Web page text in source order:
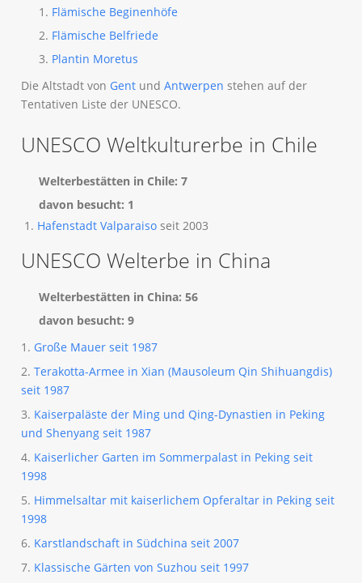
1. Flämische Beginenhöfe
2. Flämische Belfriede
3. Plantin Moretus
Die Altstadt von Gent undAntwerpen stehen auf der
Tentativen Liste der UNESCO.
UNESCO Weltkulturerbe in Chile
Welterbestätten in Chile: 7
davon besucht: 1
Hafenstadt Valparaiso seit 2003
UNESCO Welterbe in China
Welterbestätten in China: 56
davon besucht: 9
1. Große Mauer seit 1987
2.Terakotta-Armee in Xian (Mausoleum Qin Shihuangdis)
seit 1987
3. Kaiserpaläste der Ming und Qing-Dynastien in Peking
und Shenyang seit 1987
4. Kaiserlicher Garten im Sommerpalast in Peking seit
1998
5. Himmelsaltar mit kaiserlichem Opferaltar in Peking seit
1998
6. Karstlandschaft in Südchina seit 2007
7. Klassische Gärten von Suzhou seit 1997